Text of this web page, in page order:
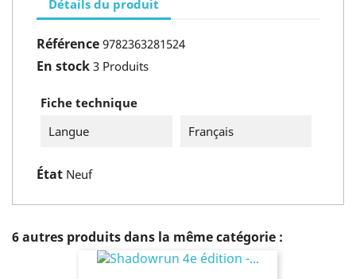
Détails du produit
Référence 9782363281524
En stock 3 Produits
Fiche technique
Langue
Français
État Neuf
6 autres produits dans la même catégorie :